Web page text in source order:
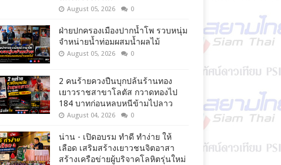
August 05, 2026 0
ฝ่ายปกครองเมืองปากน้ำโพ รวบหนุ่ม
จำหน่ายน้ำท่อมผสมน้ำผลไม้
August 05, 2026 0
2 คนร้ายควงปืนบุกปล้นร้านทอง
เยาวราชสาขาโลตัส กวาดทองไป
184 บาทก่อนหลบหนีข้ามไปลาว
August 04, 2026 0
น่าน - เปิดอบรม ทำดี ทำง่าย ให้
เลือด เสริมสร้างเยาวชนจิตอาสา
สร้างเครือข่ายผู้บริจาคโลหิตรุ่นใหม่